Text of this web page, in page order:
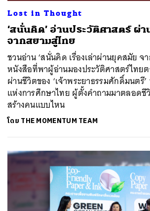
Lost in Thought
‘สนั่นคิด’ อ่านประวัติศาสตร์ ผ่า
จากสยามสู่ไทย
ชวนอ่าน ‘สนั่นคิด เรื่องเล่าผ่านยุคสมัย จ
หนังสือที่พาผู้อ่านมองประวัติศาสตร์ไทย
ผ่านชีวิตของ ‘เจ้าพระยาธรรมศักดิ์มนตรี
แห่งการศึกษาไทย ผู้ตั้งคำถามมาตลอดชี
สร้างคนแบบไหน
โดย THE MOMENTUM TEAM